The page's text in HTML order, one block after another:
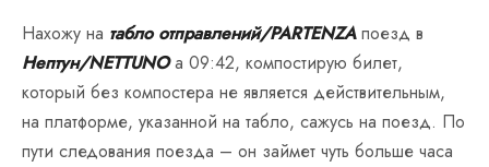
Нахожу на табло отправлений/PARTENZAпоезд в
Нептун/NETTUNOа 09:42, компостирую билет,
который без компостера не является действительным,
на платформе, указанной на табло, сажусь на поезд. По
пути следования поезда – он займет чуть больше часа